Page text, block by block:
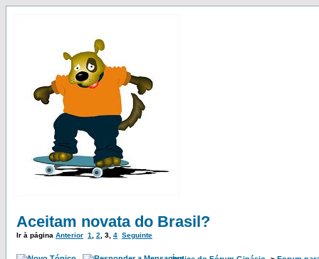
Aceitam novata do Brasil?
Ir à página Anterior 1 2 3 4 Seguinte